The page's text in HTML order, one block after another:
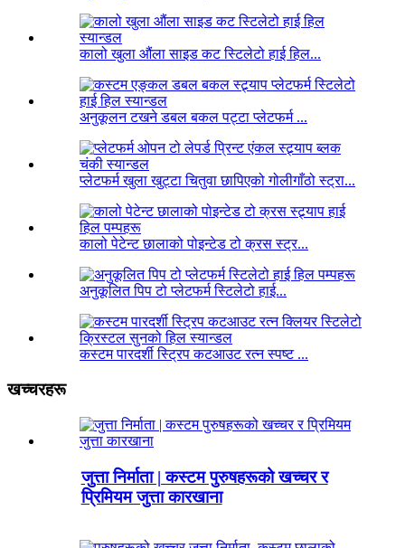
कालो खुला औंला साइड कट स्टिलेटो हाई हिल...
अनुकूलन टखने डबल बकल पट्टा प्लेटफर्म ...
प्लेटफर्म खुला खुट्टा चितुवा छापिएको गोलीगाँठो स्ट्रा...
कालो पेटेन्ट छालाको पोइन्टेड टो क्रस स्ट्र...
अनुकूलित पिप टो प्लेटफर्म स्टिलेटो हाई...
कस्टम पारदर्शी स्ट्रिप कटआउट रत्न स्पष्ट ...
खच्चरहरू
जुत्ता निर्माता | कस्टम पुरुषहरूको खच्चर र
प्रिमियम जुत्ता कारखाना